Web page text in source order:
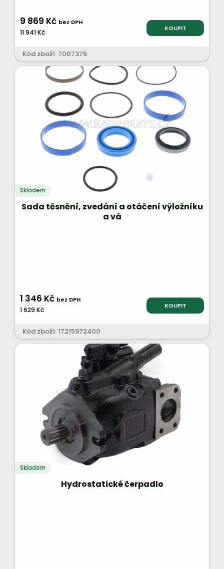
9 869 Kč bez DPH
11 941 Kč KOUPIT
Kód zboží: 7007375
Skladem
Sada těsnění, zvedání a otáčení výložníku
a vá
1 346 Kč bez DPH
1 629 Kč KOUPIT
Kód zboží: 17215972400
Skladem
Hydrostatické čerpadlo